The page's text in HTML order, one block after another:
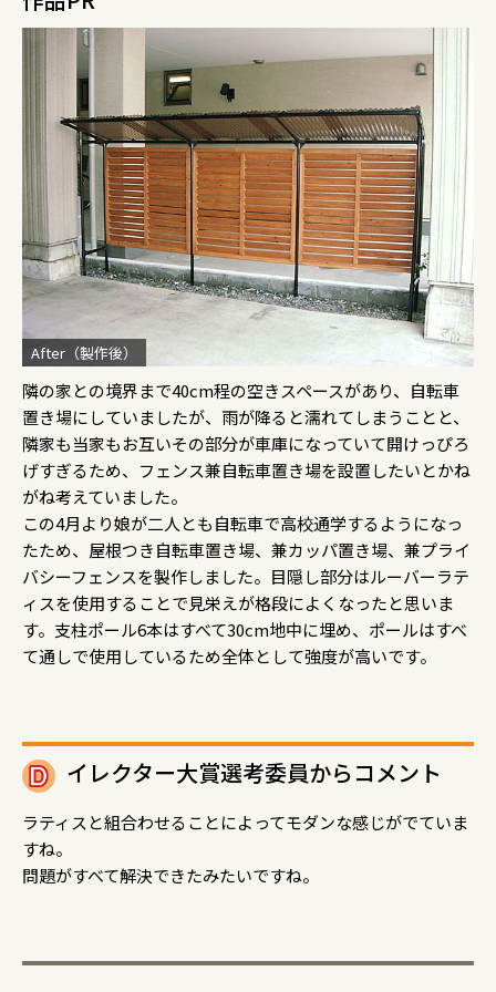
After（製作後）
隣の家との境界まで40cm程の空きスペースがあり、自転車
置き場にしていましたが、雨が降ると濡れてしまうことと、
隣家も当家もお互いその部分が車庫になっていて開けっぴろ
げすぎるため、フェンス兼自転車置き場を設置したいとかね
がね考えていました。
この4月より娘が二人とも自転車で高校通学するようになっ
たため、屋根つき自転車置き場、兼カッパ置き場、兼プライ
バシーフェンスを製作しました。目隠し部分はルーバーラテ
ィスを使用することで見栄えが格段によくなったと思いま
す。支柱ポール6本はすべて30cm地中に埋め、ポールはすべ
て通しで使用しているため全体として強度が高いです。
イレクター大賞選考委員からコメント
ラティスと組合わせることによってモダンな感じがでていま
すね。
問題がすべて解決できたみたいですね。